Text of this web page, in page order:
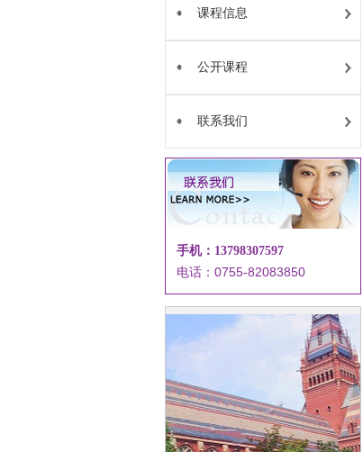
课程信息
公开课程
联系我们
手机：13798307597
电话：0755-82083850